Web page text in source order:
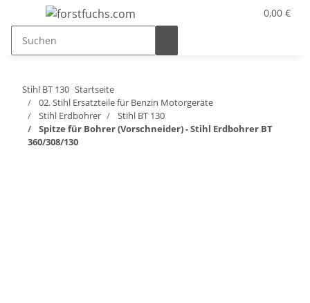
0,00 €
Stihl BT 130 Startseite
02. Stihl Ersatzteile für Benzin Motorgeräte
Stihl Erdbohrer
Stihl BT 130
Spitze für Bohrer (Vorschneider) - Stihl Erdbohrer BT
360/308/130